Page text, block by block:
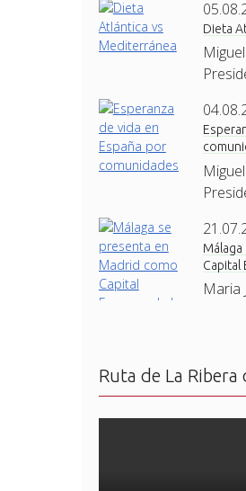
Dieta
Capital
Maria
Ruta de La Ribera